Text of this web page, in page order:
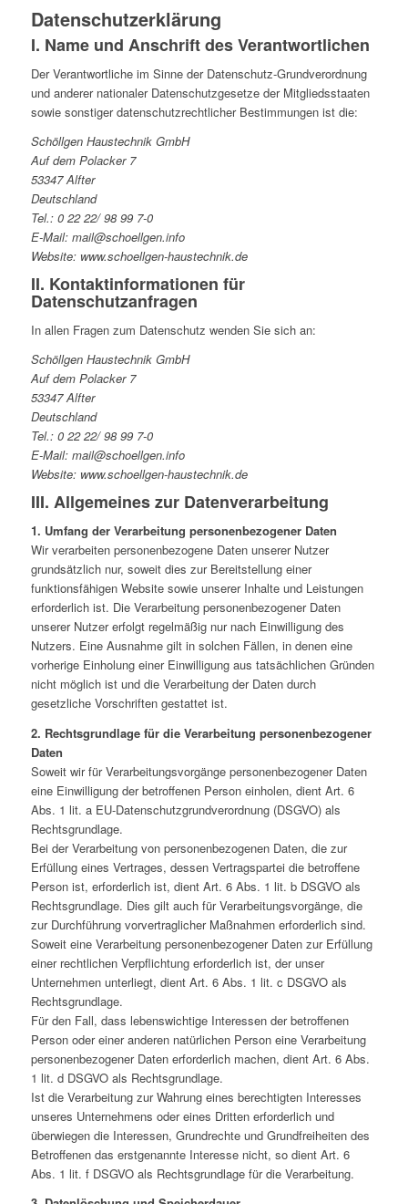
Datenschutzerklärung
I. Name und Anschrift des Verantwortlichen
Der Verantwortliche im Sinne der Datenschutz-Grundverordnung
und anderer nationaler Datenschutzgesetze der Mitgliedsstaaten
sowie sonstiger datenschutzrechtlicher Bestimmungen ist die:
Schöllgen Haustechnik GmbH
Auf dem Polacker 7
53347 Alfter
Deutschland
Tel.: 0 22 22/ 98 99 7-0
E-Mail: mail@schoellgen.info
Website: www.schoellgen-haustechnik.de
II. Kontaktinformationen für
Datenschutzanfragen
In allen Fragen zum Datenschutz wenden Sie sich an:
Schöllgen Haustechnik GmbH
Auf dem Polacker 7
53347 Alfter
Deutschland
Tel.: 0 22 22/ 98 99 7-0
E-Mail: mail@schoellgen.info
Website: www.schoellgen-haustechnik.de
III. Allgemeines zur Datenverarbeitung
1. Umfang der Verarbeitung personenbezogener Daten
Wir verarbeiten personenbezogene Daten unserer Nutzer
grundsätzlich nur, soweit dies zur Bereitstellung einer
funktionsfähigen Website sowie unserer Inhalte und Leistungen
erforderlich ist. Die Verarbeitung personenbezogener Daten
unserer Nutzer erfolgt regelmäßig nur nach Einwilligung des
Nutzers. Eine Ausnahme gilt in solchen Fällen, in denen eine
vorherige Einholung einer Einwilligung aus tatsächlichen Gründen
nicht möglich ist und die Verarbeitung der Daten durch
gesetzliche Vorschriften gestattet ist.
2. Rechtsgrundlage für die Verarbeitung personenbezogener
Daten
Soweit wir für Verarbeitungsvorgänge personenbezogener Daten
eine Einwilligung der betroffenen Person einholen, dient Art. 6
Abs. 1 lit. a EU-Datenschutzgrundverordnung (DSGVO) als
Rechtsgrundlage.
Bei der Verarbeitung von personenbezogenen Daten, die zur
Erfüllung eines Vertrages, dessen Vertragspartei die betroffene
Person ist, erforderlich ist, dient Art. 6 Abs. 1 lit. b DSGVO als
Rechtsgrundlage. Dies gilt auch für Verarbeitungsvorgänge, die
zur Durchführung vorvertraglicher Maßnahmen erforderlich sind.
Soweit eine Verarbeitung personenbezogener Daten zur Erfüllung
einer rechtlichen Verpflichtung erforderlich ist, der unser
Unternehmen unterliegt, dient Art. 6 Abs. 1 lit. c DSGVO als
Rechtsgrundlage.
Für den Fall, dass lebenswichtige Interessen der betroffenen
Person oder einer anderen natürlichen Person eine Verarbeitung
personenbezogener Daten erforderlich machen, dient Art. 6 Abs.
1 lit. d DSGVO als Rechtsgrundlage.
Ist die Verarbeitung zur Wahrung eines berechtigten Interesses
unseres Unternehmens oder eines Dritten erforderlich und
überwiegen die Interessen, Grundrechte und Grundfreiheiten des
Betroffenen das erstgenannte Interesse nicht, so dient Art. 6
Abs. 1 lit. f DSGVO als Rechtsgrundlage für die Verarbeitung.